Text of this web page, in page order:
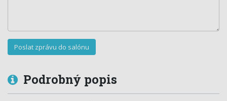
Podrobný popis